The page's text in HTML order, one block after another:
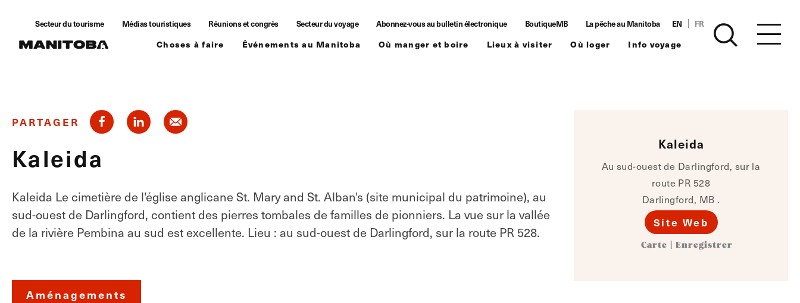
Secteur du tourisme Médias touristiques Réunions et congrès Secteur du voyage Abonnez-vous au bulletin électronique BoutiqueMB La pêche au Manitoba FR
EN
Choses à faire Événements au Manitoba Où manger et boire Lieux à visiter Où loger Info voyage
Kaleida
Au sud-ouest de Darlingford, sur la
route PR 528
Darlingford, MB .
Site Web
Carte Enregistrer
PARTAGER
Kaleida
Kaleida Le cimetière de l'église anglicane St. Mary and St. Alban's (site municipal du patrimoine), au
sud-ouest de Darlingford, contient des pierres tombales de familles de pionniers. La vue sur la vallée
de la rivière Pembina au sud est excellente. Lieu : au sud-ouest de Darlingford, sur la route PR 528.
Aménagements